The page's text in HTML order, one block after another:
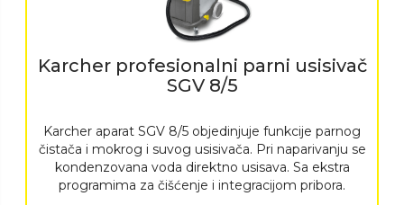
Karcher profesionalni parni usisivač
SGV 8/5
Karcher aparat SGV 8/5 objedinjuje funkcije parnog
čistača i mokrog i suvog usisivača. Pri naparivanju se
kondenzovana voda direktno usisava. Sa ekstra
programima za čišćenje i integracijom pribora.